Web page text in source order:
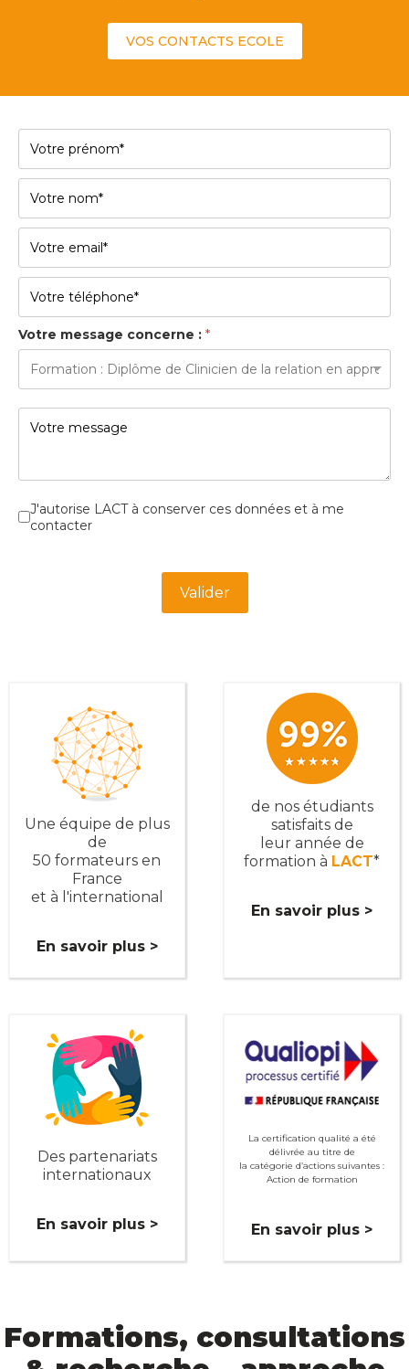
VOS CONTACTS ECOLE
Votre message concerne : *
Cases à cocher*
J'autorise LACT à conserver ces données et à me
contacter
Valider
Une équipe de plus
de
50 formateurs en
France
et à l'international
En savoir plus >
de nos étudiants
satisfaits de
leur année de
formation à LACT*
En savoir plus >
Des partenariats
internationaux
En savoir plus >
La certification qualité a été
délivrée au titre de
la catégorie d’actions suivantes :
Action de formation
En savoir plus >
Formations, consultations